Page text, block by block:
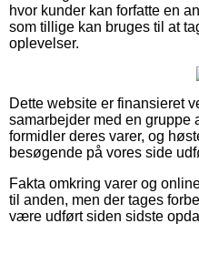
hvor kunder kan forfatte en
som tillige kan bruges til at
oplevelser.
Dette website er finansieret
samarbejder med en gruppe
formidler deres varer, og
besøgende på vores side
Fakta omkring varer og
til anden, men der tages
være udført siden sidste